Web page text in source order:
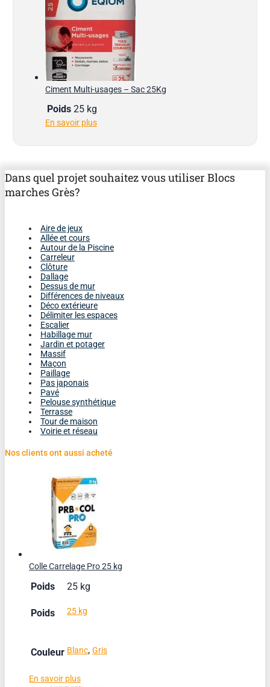
Ciment Multi-usages – Sac 25Kg
Poids 25 kg
En savoir plus
Dans quel projet souhaitez vous utiliser Blocs
marches Grès?
Aire de jeux
Allée et cours
Autour de la Piscine
Carreleur
Clôture
Dallage
Dessus de mur
Différences de niveaux
Déco extérieure
Délimiter les espaces
Escalier
Habillage mur
Jardin et potager
Massif
Maçon
Paillage
Pas japonais
Pavé
Pelouse synthétique
Terrasse
Tour de maison
Voirie et réseau
Nos clients ont aussi acheté
Colle Carrelage Pro 25 kg
Poids 25 kg
Poids 25 kg
Couleur Blanc, Gris
En savoir plus